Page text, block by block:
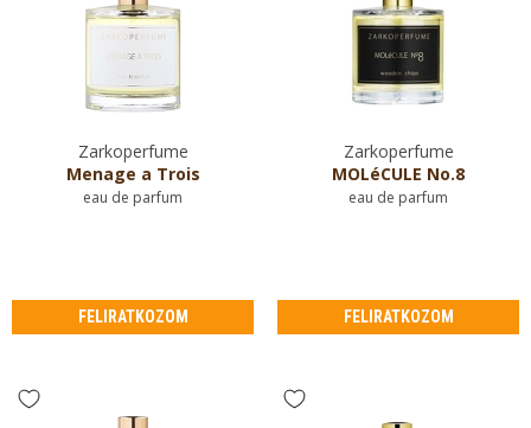
Zarkoperfume
Menage a Trois
eau de parfum
FELIRATKOZOM
Zarkoperfume
MOLéCULE No.8
eau de parfum
FELIRATKOZOM